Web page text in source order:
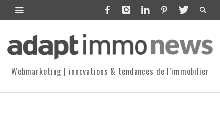
Webmarketing | innovations & tendances de l’immobilier